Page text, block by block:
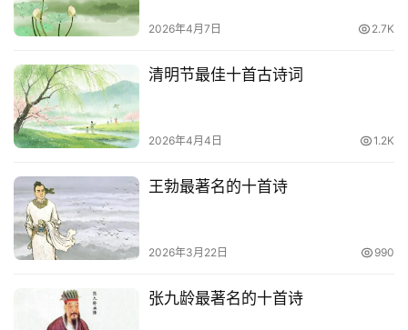
2026年4月7日 2.7K
清明节最佳十首古诗词
2026年4月4日 1.2K
王勃最著名的十首诗
2026年3月22日 990
张九龄最著名的十首诗